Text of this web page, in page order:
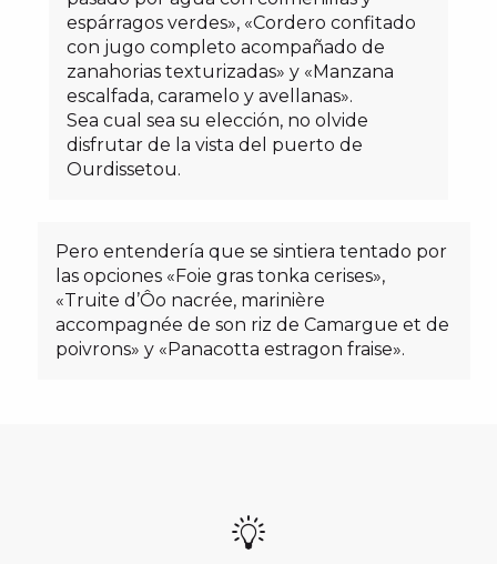
espárragos verdes», «Cordero confitado
con jugo completo acompañado de
zanahorias texturizadas» y «Manzana
escalfada, caramelo y avellanas».
Sea cual sea su elección, no olvide
disfrutar de la vista del puerto de
Ourdissetou.
Pero entendería que se sintiera tentado por
las opciones «Foie gras tonka cerises»,
«Truite d’Ôo nacrée, marinière
accompagnée de son riz de Camargue et de
poivrons» y «Panacotta estragon fraise».